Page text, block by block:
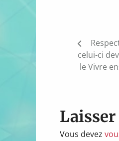
l’article
celui-ci
le Vivre
Vous devez